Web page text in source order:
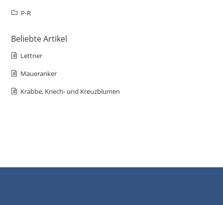
P-R
Beliebte Artikel
Lettner
Maueranker
Krabbe, Kriech- und Kreuzblumen